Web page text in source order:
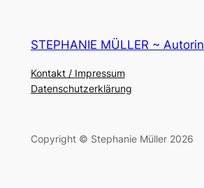
STEPHANIE MÜLLER ~ Autorin
Kontakt / Impressum
Datenschutzerklärung
Copyright © Stephanie Müller 2026